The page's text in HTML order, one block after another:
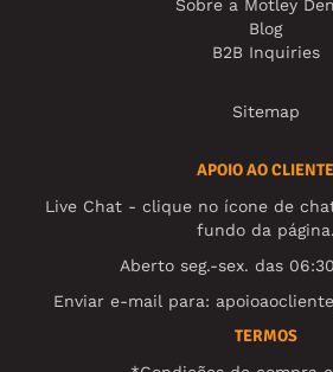
Sobre a Motley
Blog
B2B Inquiries
Sitemap
APOIO AO CLIENTE
Live Chat - clique no ícone de
fundo da página.
Aberto seg.-sex. das
Enviar e-mail para:
TERMOS